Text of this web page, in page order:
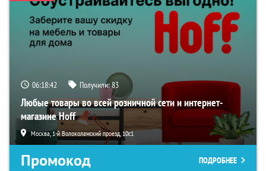
06:18:40 Получили:83
Любые товары во всей розничной сети и интернет-
магазине Hoff
Москва, 1-й Волоколамский проезд, 10с1
Промокод ПОДРОБНЕЕ